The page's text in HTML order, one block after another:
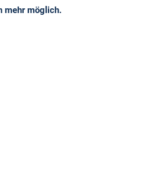
mehr möglich.